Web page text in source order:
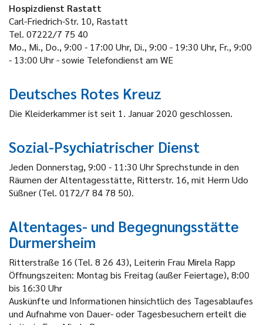
Hospizdienst Rastatt
Carl-Friedrich-Str. 10, Rastatt
Tel. 07222/7 75 40
Mo., Mi., Do., 9:00 - 17:00 Uhr, Di., 9:00 - 19:30 Uhr, Fr., 9:00
- 13:00 Uhr - sowie Telefondienst am WE
Deutsches Rotes Kreuz
Die Kleiderkammer ist seit 1. Januar 2020 geschlossen.
Sozial-Psychiatrischer Dienst
Jeden Donnerstag, 9:00 - 11:30 Uhr Sprechstunde in den
Räumen der Altentagesstätte, Ritterstr. 16, mit Herrn Udo
Süßner (Tel. 0172/7 84 78 50).
Altentages- und Begegnungsstätte
Durmersheim
Ritterstraße 16 (Tel. 8 26 43), Leiterin Frau Mirela Rapp
Öffnungszeiten: Montag bis Freitag (außer Feiertage), 8:00
bis 16:30 Uhr
Auskünfte und Informationen hinsichtlich des Tagesablaufes
und Aufnahme von Dauer- oder Tagesbesuchern erteilt die